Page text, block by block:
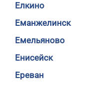
Елкино
Еманжелинск
Емельяново
Енисейск
Ереван